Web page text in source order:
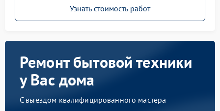
Узнать стоимость работ
Ремонт бытовой техники
у Вас дома
С выездом квалифицированного мастера